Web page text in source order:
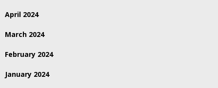
April 2024
March 2024
February 2024
January 2024